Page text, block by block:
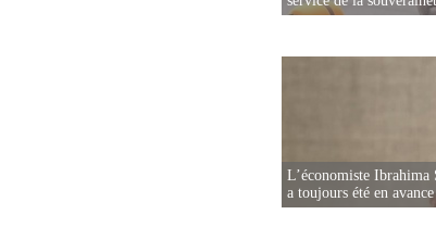
L’économiste
a toujours été en